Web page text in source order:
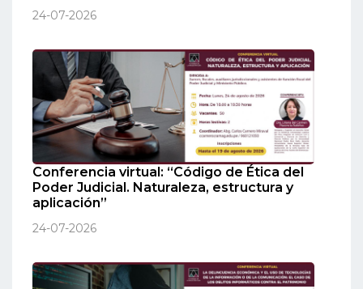
24-07-2026
Conferencia virtual: “Código de Ética del
Poder Judicial. Naturaleza, estructura y
aplicación”
24-07-2026